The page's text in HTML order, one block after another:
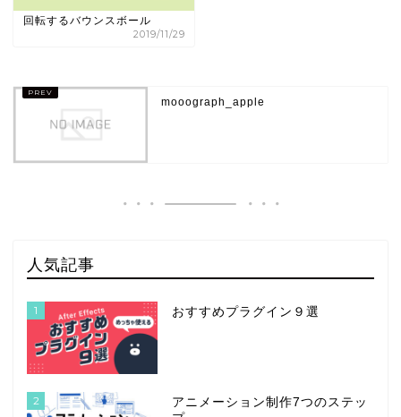
回転するバウンスボール
2019/11/29
mooograph_apple
人気記事
1 おすすめプラグイン９選
2
アニメーション制作7つのステッ